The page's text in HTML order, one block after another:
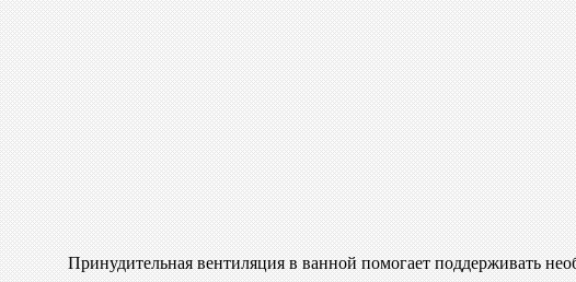
Принудительная вентиляция в ванной помогает поддерживать